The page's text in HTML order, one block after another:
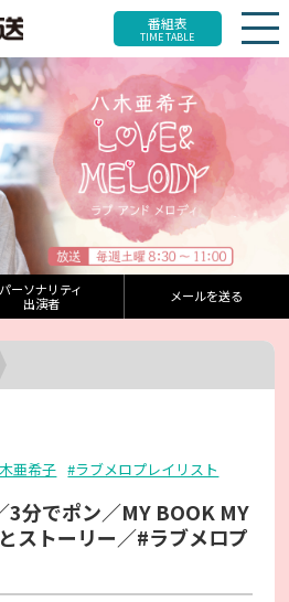
番組表
TIME TABLE
パーソナリティ
出演者
メールを送る
亜希子 #ラブメロプレイリスト
3分でポン／MY BOOK MY
ストーリー／#ラブメロプ